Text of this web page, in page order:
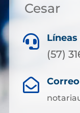
Cesar

(57)
